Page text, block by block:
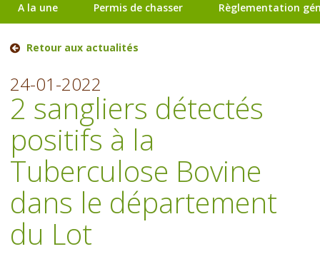
A la une Permis de chasser Règlementation
Retour aux actualités
24-01-2022
2 sangliers détectés
positifs à la
Tuberculose Bovine
dans le département
du Lot